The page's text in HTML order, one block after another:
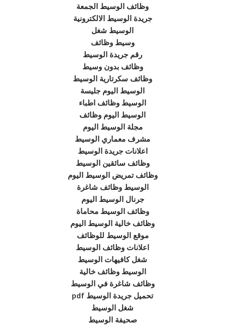
وظائف الوسيط الجمعة
جريدة الوسيط الالكترونية
الوسيط شغل
وسيط وظائف
رقم جريدة الوسيط
وظائف بدون وسيط
وظائف سكرتارية الوسيط
الوسيط اليوم جليسة
الوسيط وظائف اطباء
الوسيط اليوم وظائف
مجلة الوسيط اليوم
مشرف معماري الوسيط
اعلانات جريدة الوسيط
وظائف سائقين الوسيط
وظائف تمريض الوسيط اليوم
الوسيط وظائف شاغرة
جرنال الوسيط اليوم
وظائف الوسيط محاماة
وظائف خالية الوسيط اليوم
موقع الوسيط للوظائف
اعلانات وظائف الوسيط
شغل كافيهات الوسيط
الوسيط وظائف خالية
وظائف شاغرة في الوسيط
تحميل جريدة الوسيط pdf
شغل الوسيط
صحيفة الوسيط